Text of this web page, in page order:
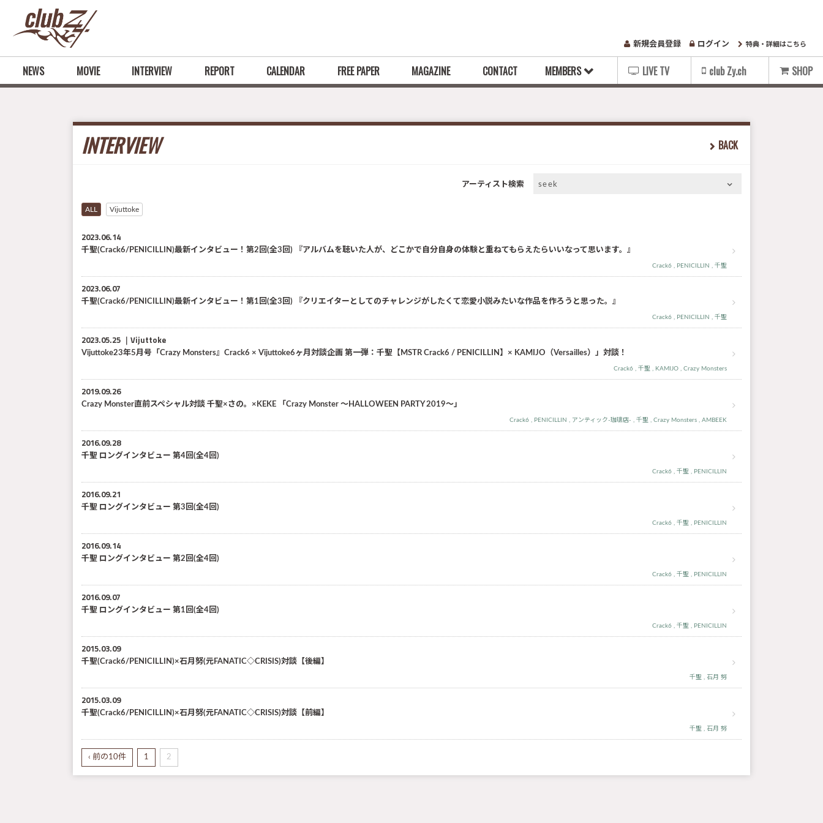
新規会員登録 ログイン 特典・詳細はこちら
NEWS MOVIE INTERVIEW REPORT CALENDAR FREE PAPER MAGAZINE CONTACT MEMBERS LIVE TV club Zy.ch SHOP
INTERVIEW BACK
アーティスト検索 seek
ALL Vijuttoke
2023.06.14
千聖(Crack6/PENICILLIN)最新インタビュー！第2回(全3回) 『アルバムを聴いた人が、どこかで自分自身の体験と重ねてもらえたらいいなって思います。』
Crack6 PENICILLIN 千聖
2023.06.07
千聖(Crack6/PENICILLIN)最新インタビュー！第1回(全3回) 『クリエイターとしてのチャレンジがしたくて恋愛小説みたいな作品を作ろうと思った。』
Crack6 PENICILLIN 千聖
2023.05.25 Vijuttoke
Vijuttoke23年5月号「Crazy Monsters』Crack6 × Vijuttoke6ヶ月対談企画 第一弾：千聖【MSTR Crack6 / PENICILLIN】× KAMIJO（Versailles）」対談！
Crack6 千聖 KAMIJO Crazy Monsters
2019.09.26
Crazy Monster直前スペシャル対談 千聖×さの。×KEKE 「Crazy Monster ～HALLOWEEN PARTY 2019～」
Crack6 PENICILLIN アンティック-珈琲店- 千聖 Crazy Monsters AMBEEK
2016.09.28
千聖 ロングインタビュー 第4回(全4回)
Crack6 千聖 PENICILLIN
2016.09.21
千聖 ロングインタビュー 第3回(全4回)
Crack6 千聖 PENICILLIN
2016.09.14
千聖 ロングインタビュー 第2回(全4回)
Crack6 千聖 PENICILLIN
2016.09.07
千聖 ロングインタビュー 第1回(全4回)
Crack6 千聖 PENICILLIN
2015.03.09
千聖(Crack6/PENICILLIN)×石月努(元FANATIC◇CRISIS)対談【後編】
千聖 石月 努
2015.03.09
千聖(Crack6/PENICILLIN)×石月努(元FANATIC◇CRISIS)対談【前編】
千聖 石月 努
‹ 前の10件 1 2